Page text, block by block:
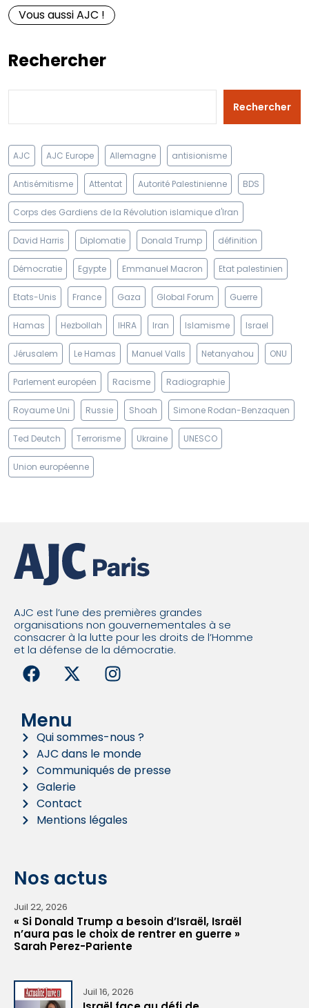
Vous aussi AJC !
Rechercher
Rechercher
AJC AJC Europe Allemagne antisionisme
Antisémitisme Attentat Autorité Palestinienne BDS
Corps des Gardiens de la Révolution islamique d'Iran
David Harris Diplomatie Donald Trump définition
Démocratie Egypte Emmanuel Macron Etat palestinien
Etats-Unis France Gaza Global Forum Guerre
Hamas Hezbollah IHRA Iran Islamisme Israel
Jérusalem Le Hamas Manuel Valls Netanyahou ONU
Parlement européen Racisme Radiographie
Royaume Uni Russie Shoah Simone Rodan-Benzaquen
Ted Deutch Terrorisme Ukraine UNESCO
Union européenne
AJC est l’une des premières grandes
organisations non gouvernementales à se
consacrer à la lutte pour les droits de l’Homme
et la défense de la démocratie.
Menu
Qui sommes-nous ?
AJC dans le monde
Communiqués de presse
Galerie
Contact
Mentions légales
Nos actus
Juil 22, 2026
« Si Donald Trump a besoin d’Israël, Israël
n’aura pas le choix de rentrer en guerre »
Sarah Perez-Pariente
Juil 16, 2026